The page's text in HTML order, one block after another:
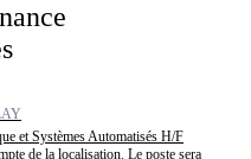
et Systèmes Automatisés H/F
de la localisation. Le poste sera